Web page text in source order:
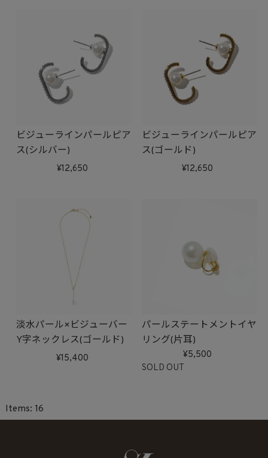
ビジューラインパールピア
ス(シルバー)
12,650
ビジューラインパールピア
ス(ゴールド)
12,650
淡水パール×ビジューバー
Y字ネックレス(ゴールド)
15,400
パールステートメントイヤ
リング(片耳)
5,500
SOLD OUT
16